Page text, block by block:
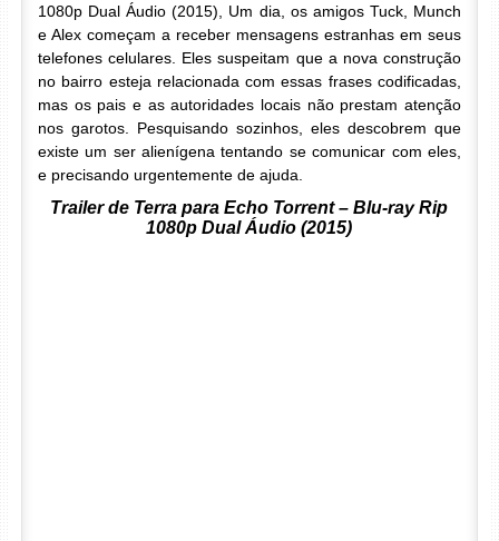
1080p Dual Áudio (2015), Um dia, os amigos Tuck, Munch
e Alex começam a receber mensagens estranhas em seus
telefones celulares. Eles suspeitam que a nova construção
no bairro esteja relacionada com essas frases codificadas,
mas os pais e as autoridades locais não prestam atenção
nos garotos. Pesquisando sozinhos, eles descobrem que
existe um ser alienígena tentando se comunicar com eles,
e precisando urgentemente de ajuda.
Trailer de Terra para Echo Torrent – Blu-ray Rip
1080p Dual Áudio (2015)